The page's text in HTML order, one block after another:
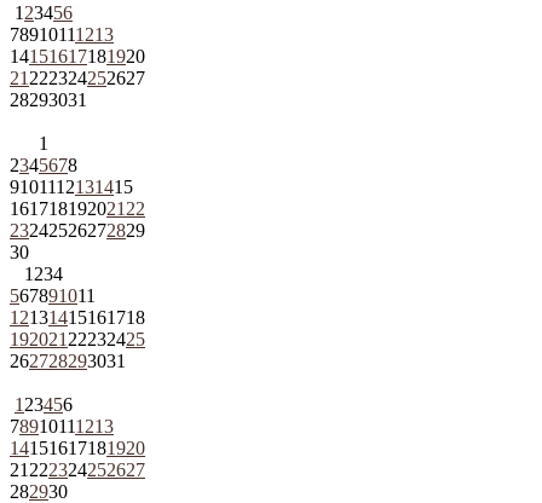
1 23456
78910111213
14151617181920
21 222324252627
28293031
1
2345678
9101112131415
161718192021 22
23242526272829
30
1 234
567891011
12131415161718
192021 22232425
262728293031
1 23456
78910111213
14151617181920
21 222324252627
282930